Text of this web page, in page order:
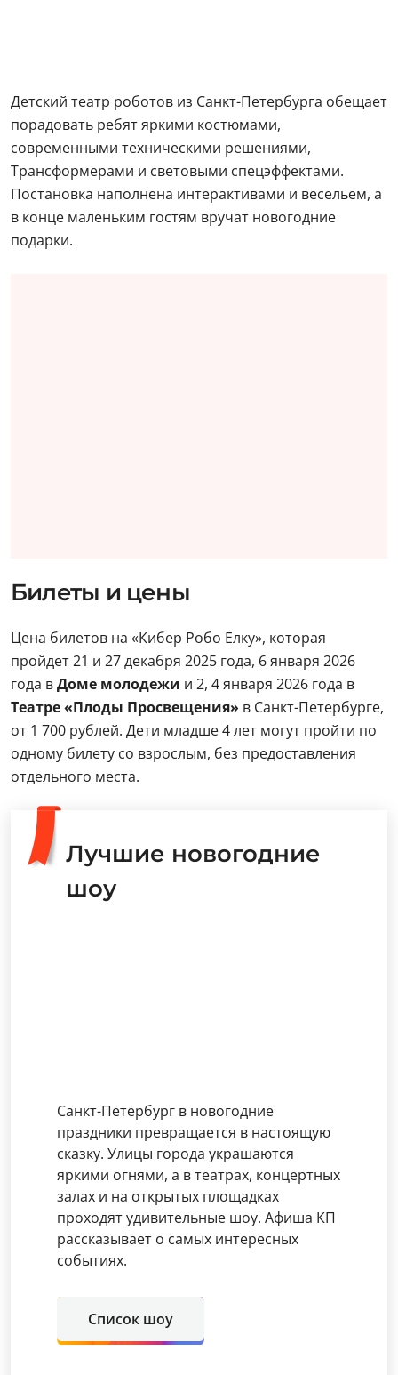
Детский театр роботов из Санкт-Петербурга обещает
порадовать ребят яркими костюмами,
современными техническими решениями,
Трансформерами и световыми спецэффектами.
Постановка наполнена интерактивами и весельем, а
в конце маленьким гостям вручат новогодние
подарки.
Билеты и цены
Цена билетов на «Кибер Робо Елку», которая
пройдет 21 и 27 декабря 2025 года, 6 января 2026
года вДоме молодежи и 2, 4 января 2026 года в
Театре «Плоды Просвещения» в Санкт-Петербурге,
от 1 700 рублей. Дети младше 4 лет могут пройти по
одному билету со взрослым, без предоставления
отдельного места.
Лучшие новогодние
шоу
Санкт-Петербург в новогодние
праздники превращается в настоящую
сказку. Улицы города украшаются
яркими огнями, а в театрах, концертных
залах и на открытых площадках
проходят удивительные шоу. Афиша КП
рассказывает о самых интересных
событиях.
Список шоу